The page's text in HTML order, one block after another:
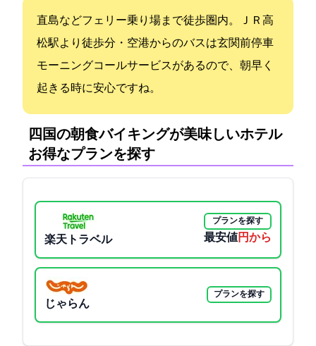
直島などフェリー乗り場まで徒歩圏内。ＪＲ高
松駅より徒歩7分・空港からのバスは玄関前停車
モーニングコールサービスがあるので、朝早く
起きる時に安心ですね。
四国の朝食バイキングが美味しいホテル:
お得なプランを探す
楽天トラベル
プランを探す
最安値2755円から
じゃらん
プランを探す